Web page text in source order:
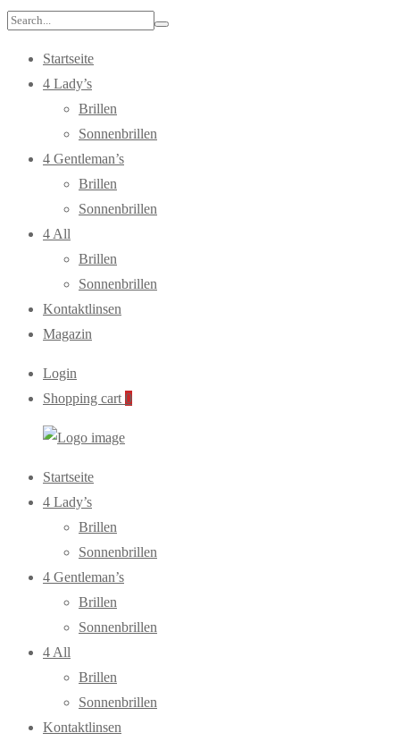
Search
Startseite
4 Lady’s
Brillen
Sonnenbrillen
4 Gentleman’s
Brillen
Sonnenbrillen
4 All
Brillen
Sonnenbrillen
Kontaktlinsen
Magazin
Login
Shopping cart 0
Primary
Menu
Startseite
4 Lady’s
Brillen
Sonnenbrillen
4 Gentleman’s
Brillen
Sonnenbrillen
4 All
Brillen
Sonnenbrillen
Kontaktlinsen